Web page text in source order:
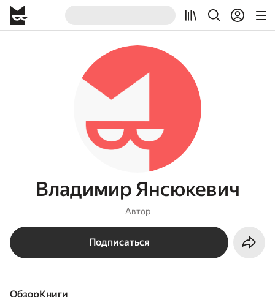
Владимир Янсюкевич
Автор
Подписаться
Обзор книги